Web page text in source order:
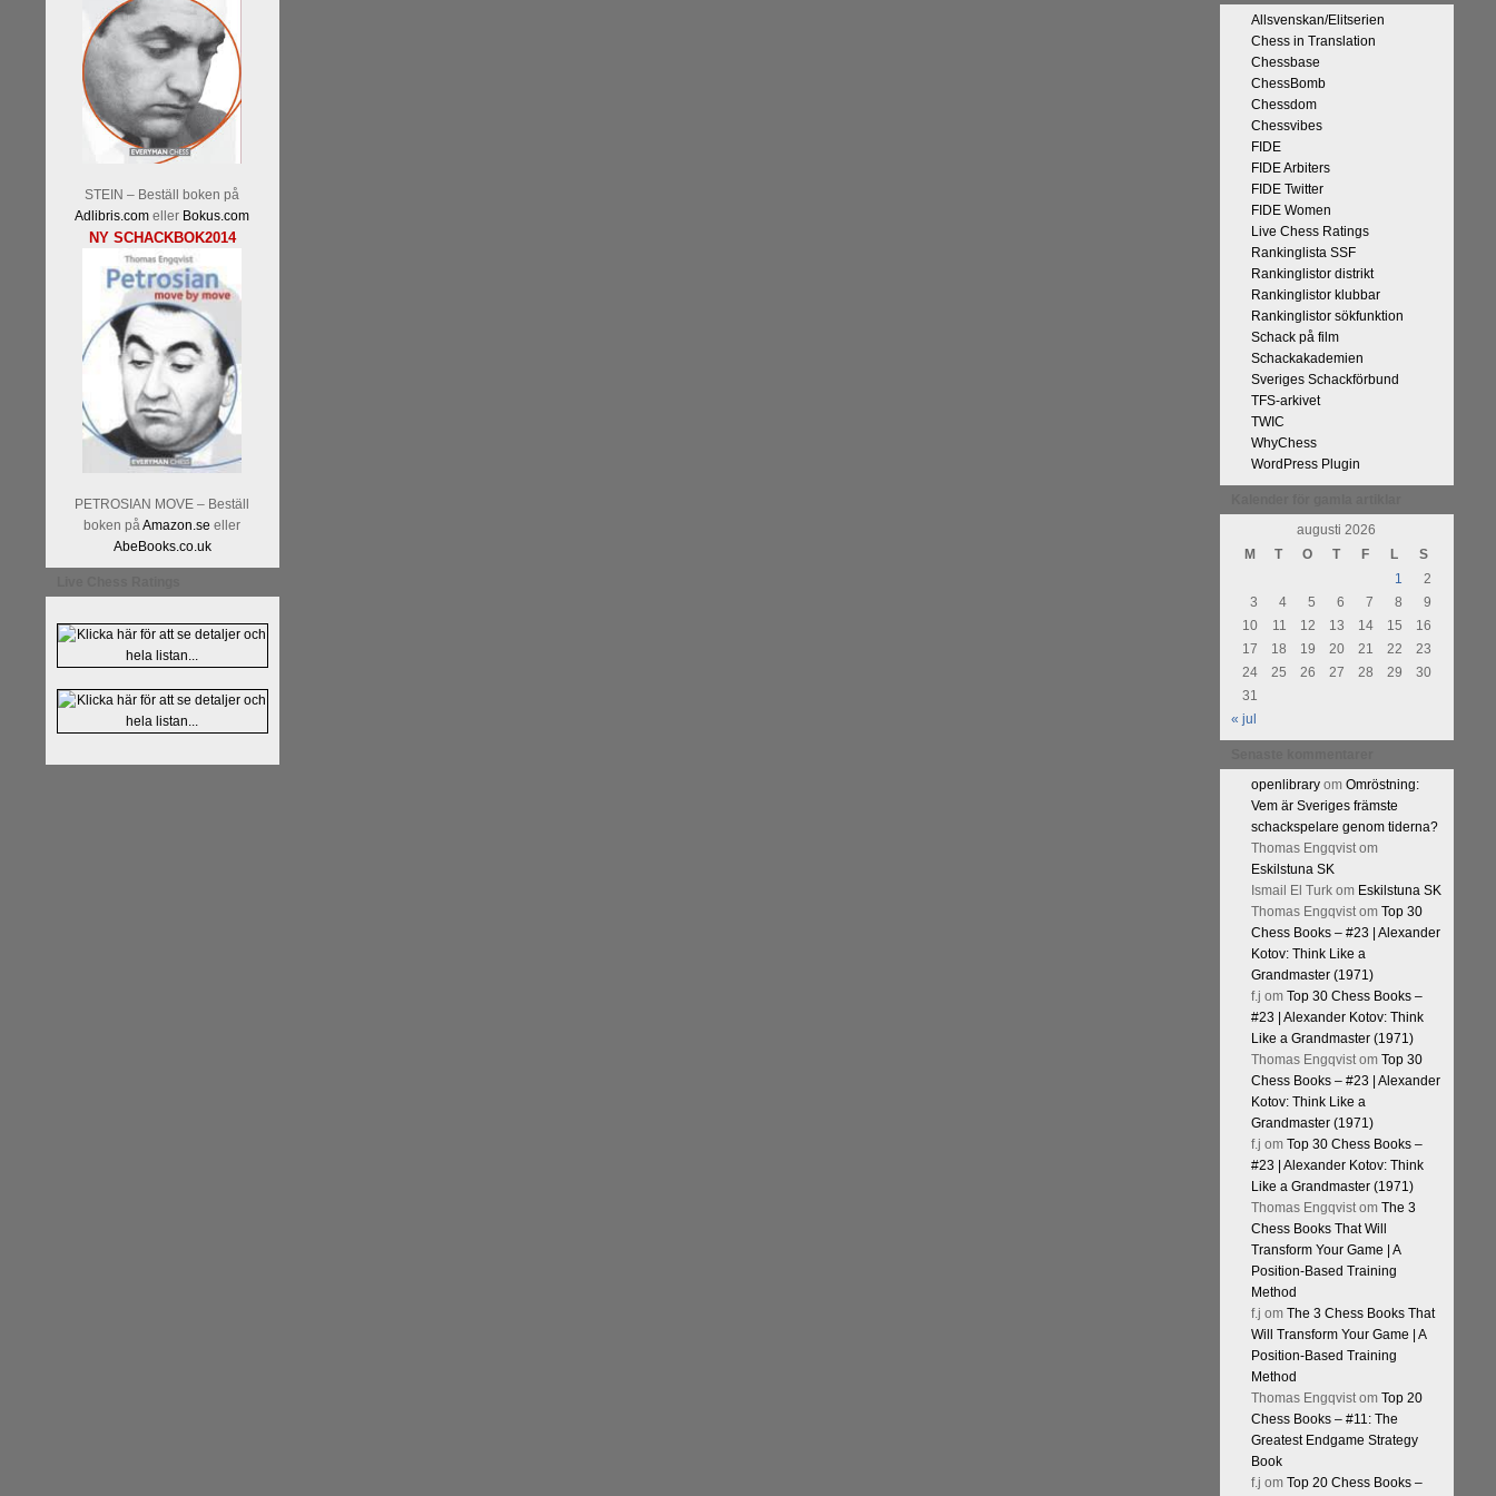
STEIN – Beställ boken på
Adlibris.com eller Bokus.com
NY SCHACKBOK2014
PETROSIAN MOVE – Beställ
boken påAmazon.se eller
AbeBooks.co.uk
Allsvenskan/Elitserien
Chess in Translation
Chessbase
ChessBomb
Chessdom
Chessvibes
FIDE
FIDE Arbiters
FIDE Twitter
FIDE Women
Live Chess Ratings
Rankinglista SSF
Rankinglistor distrikt
Rankinglistor klubbar
Rankinglistor sökfunktion
Schack på film
Schackakademien
Sveriges Schackförbund
TFS-arkivet
TWIC
WhyChess
WordPress Plugin
augusti 2026
M
T O T F L
S
1
2
3
4 5 6 7 8
9
10
11 12 13 14 15
16
17
18 19 20 21 22
23
24
25 26 27 28 29
30
31
« jul
openlibraryom Omröstning:
Vem är Sveriges främste
schackspelare genom tiderna?
Thomas Engqvistom
Eskilstuna SK
Ismail El Turkom Eskilstuna SK
Thomas Engqvistom Top 30
Chess Books – #23 | Alexander
Kotov: Think Like a
Grandmaster (1971)
f.j om Top 30 Chess Books –
#23 | Alexander Kotov: Think
Like a Grandmaster (1971)
Thomas Engqvistom Top 30
Chess Books – #23 | Alexander
Kotov: Think Like a
Grandmaster (1971)
f.j om Top 30 Chess Books –
#23 | Alexander Kotov: Think
Like a Grandmaster (1971)
Thomas Engqvistom The 3
Chess Books That Will
Transform Your Game | A
Position-Based Training
Method
f.j om The 3 Chess Books That
Will Transform Your Game | A
Position-Based Training
Method
Thomas Engqvistom Top 20
Chess Books – #11: The
Greatest Endgame Strategy
Book
f.j om Top 20 Chess Books –